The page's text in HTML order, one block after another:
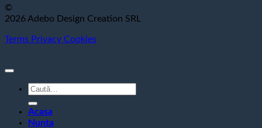
©
2026 Adebo Design Creation SRL
Terms Privacy Cookies
Caută
după:
Acasa
Nunta